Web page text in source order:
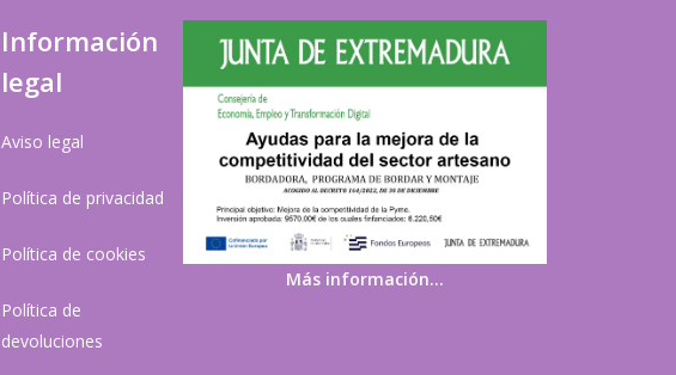
Información
legal
Aviso legal
Política de privacidad
Política de cookies
Política de
devoluciones
Más información…